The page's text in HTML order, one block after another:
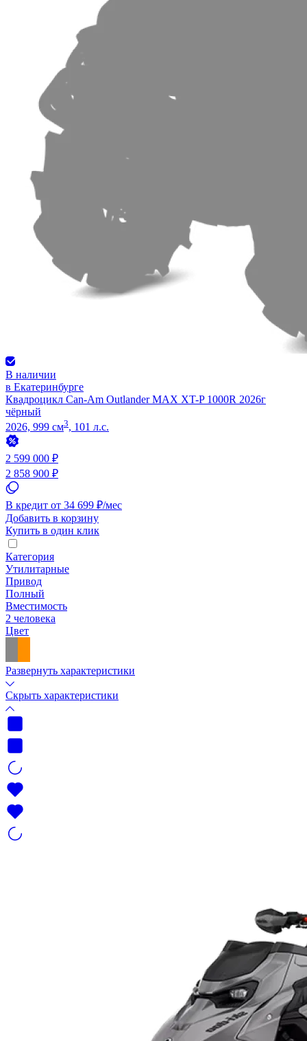
В наличии
в Екатеринбурге
Квадроцикл Can-Am Outlander MAX XT-P 1000R 2026г
чёрный
2026, 999 см3, 101 л.с.
2 599 000 ₽
2 858 900 ₽
В кредит от 34 699 ₽/мес
Добавить в корзину
Купить в один клик
Категория
Утилитарные
Привод
Полный
Вместимость
2 человека
Цвет
Развернуть характеристики
Скрыть характеристики